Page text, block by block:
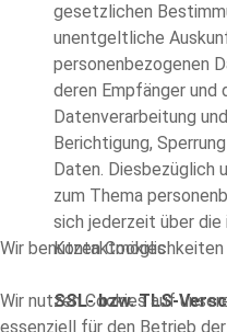
gesetzlichen
unentgeltliche
personenbezogenen
deren Empfänger und
Datenverarbeitung
Berichtigung,
Daten. Diesbezüglich
zum Thema
sich jederzeit über
Kontaktmöglichkeiten
SSL- bzw. TLS-
Wir benutzen Cookies
Wir nutzen Cookies auf
essenziell für den Betrieb